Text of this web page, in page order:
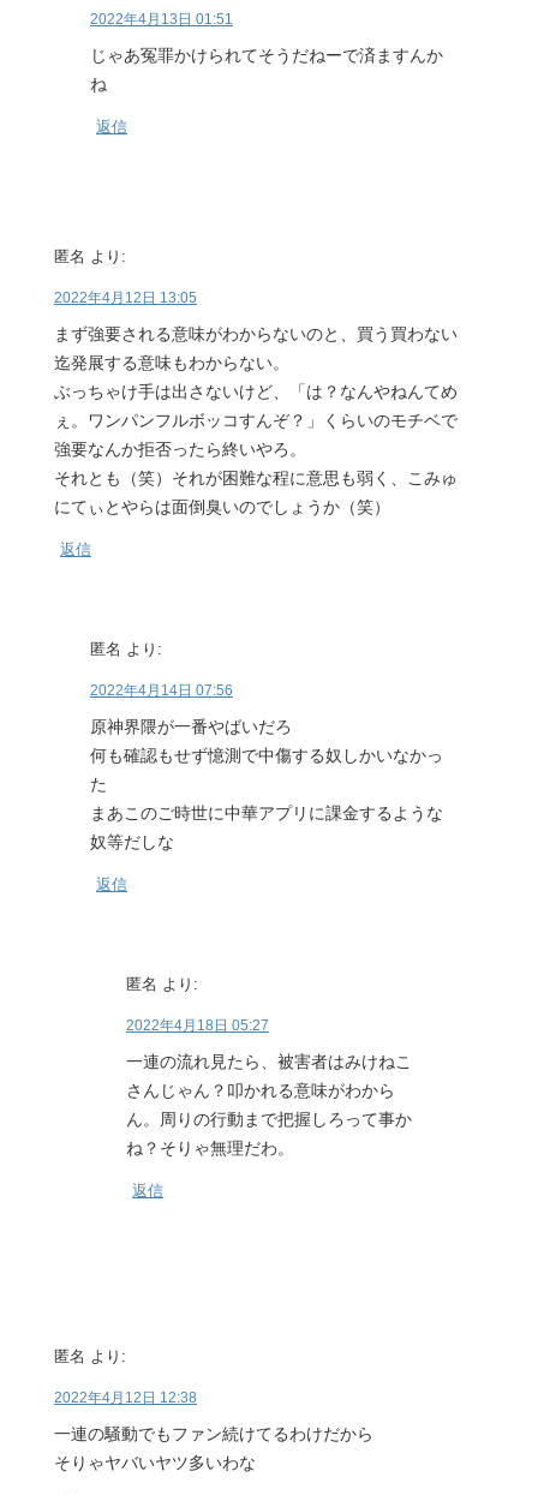
2022年4月13日 01:51
じゃあ冤罪かけられてそうだねーで済ますんか
ね
返信
匿名 より:
2022年4月12日 13:05
まず強要される意味がわからないのと、買う買わない
迄発展する意味もわからない。
ぶっちゃけ手は出さないけど、「は？なんやねんてめ
ぇ。ワンパンフルボッコすんぞ？」くらいのモチベで
強要なんか拒否ったら終いやろ。
それとも（笑）それが困難な程に意思も弱く、こみゅ
にてぃとやらは面倒臭いのでしょうか（笑）
返信
匿名 より:
2022年4月14日 07:56
原神界隈が一番やばいだろ
何も確認もせず憶測で中傷する奴しかいなかっ
た
まあこのご時世に中華アプリに課金するような
奴等だしな
返信
匿名 より:
2022年4月18日 05:27
一連の流れ見たら、被害者はみけねこ
さんじゃん？叩かれる意味がわから
ん。周りの行動まで把握しろって事か
ね？そりゃ無理だわ。
返信
匿名 より:
2022年4月12日 12:38
一連の騒動でもファン続けてるわけだから
そりゃヤバいヤツ多いわな